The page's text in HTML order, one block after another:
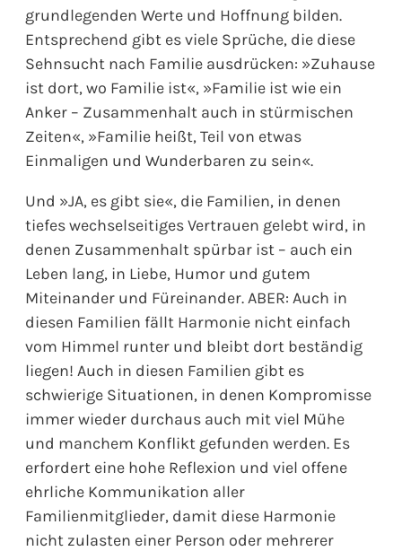
grundlegenden Werte und Hoffnung bilden.
Entsprechend gibt es viele Sprüche, die diese
Sehnsucht nach Familie ausdrücken: »Zuhause
ist dort, wo Familie ist«, »Familie ist wie ein
Anker – Zusammenhalt auch in stürmischen
Zeiten«, »Familie heißt, Teil von etwas
Einmaligen und Wunderbaren zu sein«.
Und »JA, es gibt sie«, die Familien, in denen
tiefes wechselseitiges Vertrauen gelebt wird, in
denen Zusammenhalt spürbar ist – auch ein
Leben lang, in Liebe, Humor und gutem
Miteinander und Füreinander. ABER: Auch in
diesen Familien fällt Harmonie nicht einfach
vom Himmel runter und bleibt dort beständig
liegen! Auch in diesen Familien gibt es
schwierige Situationen, in denen Kompromisse
immer wieder durchaus auch mit viel Mühe
und manchem Konflikt gefunden werden. Es
erfordert eine hohe Reflexion und viel offene
ehrliche Kommunikation aller
Familienmitglieder, damit diese Harmonie
nicht zulasten einer Person oder mehrerer